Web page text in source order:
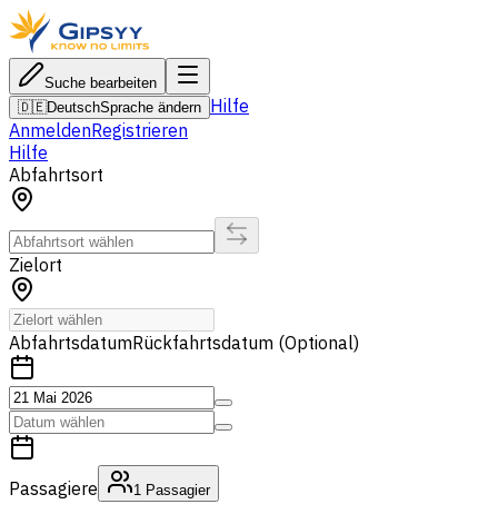
Suche bearbeiten
🇩🇪DeutschSprache ändern Hilfe
AnmeldenRegistrieren
Hilfe
Abfahrtsort
Zielort
AbfahrtsdatumRückfahrtsdatum (Optional)
Passagiere 1 Passagier